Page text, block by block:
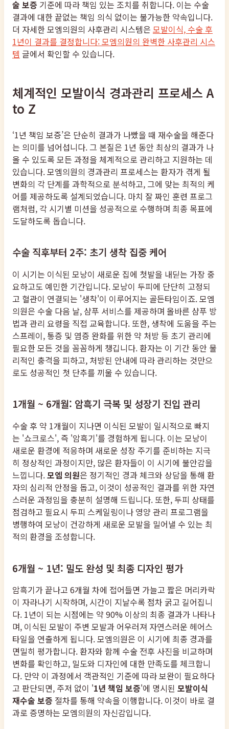
술 보증 기준에 따라 책임 있는 조치를 취합니다. 이는 수술
결과에 대한 끝없는 책임 의식 없이는 불가능한 약속입니다.
더 자세한 모엠의원의 사후관리 시스템은 모발이식, 수술 후
1년이 결과를 결정합니다: 모엠의원의 완벽한 사후관리 시스
템 글에서 확인할 수 있습니다.
체계적인 모발이식 경과관리 프로세스 A
to Z
‘1년 책임 보증’은 단순히 결과가 나빴을 때 재수술을 해준다
는 의미를 넘어섭니다. 그 본질은 1년 동안 최상의 결과가 나
올 수 있도록 모든 과정을 체계적으로 관리하고 지원하는 데
있습니다. 모엠의원의 경과관리 프로세스는 환자가 겪게 될
변화의 각 단계를 과학적으로 분석하고, 그에 맞는 최적의 케
어를 제공하도록 설계되었습니다. 마치 잘 짜인 훈련 프로그
램처럼, 각 시기별 미션을 성공적으로 수행하며 최종 목표에
도달하도록 돕습니다.
수술 직후부터 2주: 초기 생착 집중 케어
이 시기는 이식된 모낭이 새로운 집에 첫발을 내딛는 가장 중
요하고도 예민한 기간입니다. 모낭이 두피에 단단히 고정되
고 혈관이 연결되는 '생착'이 이루어지는 골든타임이죠. 모엠
의원은 수술 다음 날, 샴푸 서비스를 제공하며 올바른 샴푸 방
법과 관리 요령을 직접 교육합니다. 또한, 생착에 도움을 주는
스프레이, 통증 및 염증 완화를 위한 약 처방 등 초기 관리에
필요한 모든 것을 꼼꼼하게 챙깁니다. 환자는 이 기간 동안 물
리적인 충격을 피하고, 처방된 안내에 따라 관리하는 것만으
로도 성공적인 첫 단추를 끼울 수 있습니다.
1개월 ~ 6개월: 암흑기 극복 및 성장기 진입 관리
수술 후 약 1개월이 지나면 이식된 모발이 일시적으로 빠지
는 '쇼크로스', 즉 '암흑기'를 경험하게 됩니다. 이는 모낭이
새로운 환경에 적응하며 새로운 성장 주기를 준비하는 지극
히 정상적인 과정이지만, 많은 환자들이 이 시기에 불안감을
느낍니다.모엠 의원은 정기적인 경과 체크와 상담을 통해 환
자의 심리적 안정을 돕고, 이것이 성공적인 결과를 위한 자연
스러운 과정임을 충분히 설명해 드립니다. 또한, 두피 상태를
점검하고 필요시 두피 스케일링이나 영양 관리 프로그램을
병행하여 모낭이 건강하게 새로운 모발을 밀어낼 수 있는 최
적의 환경을 조성합니다.
6개월 ~ 1년: 밀도 완성 및 최종 디자인 평가
암흑기가 끝나고 6개월 차에 접어들면 가늘고 짧은 머리카락
이 자라나기 시작하며, 시간이 지날수록 점차 굵고 길어집니
다. 1년이 되는 시점에는 약 90% 이상의 최종 결과가 나타나
며, 이식된 모발이 주변 모발과 어우러져 자연스러운 헤어스
타일을 연출하게 됩니다. 모엠의원은 이 시기에 최종 경과를
면밀히 평가합니다. 환자와 함께 수술 전후 사진을 비교하며
변화를 확인하고, 밀도와 디자인에 대한 만족도를 체크합니
다. 만약 이 과정에서 객관적인 기준에 따라 보완이 필요하다
고 판단되면, 주저 없이 '1년 책임 보증'에 명시된 모발이식
재수술 보증 절차를 통해 약속을 이행합니다. 이것이 바로 결
과로 증명하는 모엠의원의 자신감입니다.